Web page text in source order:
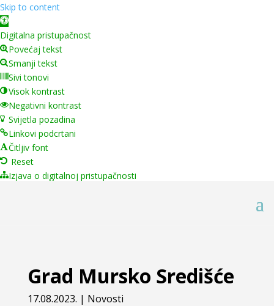
Skip to content
Open toolbar
Digitalna pristupačnost
Povećaj tekst
Smanji tekst
Sivi tonovi
Visok kontrast
Negativni kontrast
Svijetla pozadina
Linkovi podcrtani
Čitljiv font
Reset
Izjava o digitalnoj pristupačnosti
Grad Mursko Središće
17.08.2023. | Novosti